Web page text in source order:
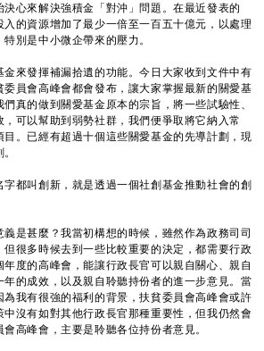
心來解決強積金「對沖」問題。在最近發表的
入的資源增加了最少一倍至一百五十億元，以處理
別是中小微企帶來的壓力。
來發揮補漏拾遺的功能。今日大家收到文件中有
員會高峰會都會發布，讓大家掌握最新的關愛基
真的做到關愛基金原本的宗旨，將一些試驗性、
可以幫助到弱勢社群，我們便爭取將它納入常
。已經有超過十個這些關愛基金的先導計劃，現
叫創新，就是透過一個社創基金推動社會的創
甚麼？我當初構想的時候，雖然作為政務司司
很多時候去到一些比較重要的決定，都需要行政
度的高峰會，能讓行政長官可以親自關心、親自
的成效，以及親自聆聽持份者的進一步意見。當
我有很強的福利的背景，扶貧委員會高峰會或許
沒有如對其他行政長官那種重要性，但我仍然會
高峰會，主要是聆聽各位持份者意見。